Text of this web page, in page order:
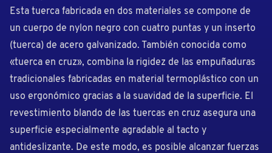
Esta tuerca fabricada en dos materiales se compone de
un cuerpo de nylon negro con cuatro puntas y un inserto
(tuerca) de acero galvanizado. También conocida como
«tuerca en cruz», combina la rigidez de las empuñaduras
tradicionales fabricadas en material termoplástico con un
uso ergonómico gracias a la suavidad de la superficie. El
revestimiento blando de las tuercas en cruz asegura una
superficie especialmente agradable al tacto y
antideslizante. De este modo, es posible alcanzar fuerzas